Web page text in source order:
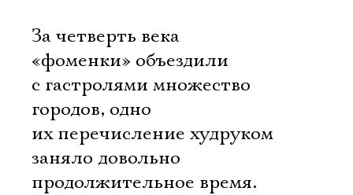
За четверть века
«фоменки» объездили
с гастролями множество
городов, одно
их перечисление худруком
заняло довольно
продолжительное время.